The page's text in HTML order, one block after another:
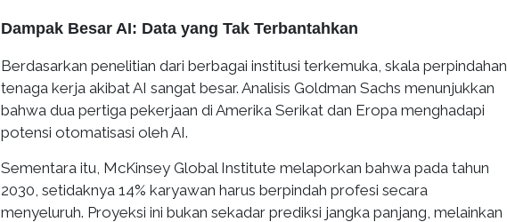
Dampak Besar AI: Data yang Tak Terbantahkan
Berdasarkan penelitian dari berbagai institusi terkemuka, skala perpindahan
tenaga kerja akibat AI sangat besar. Analisis Goldman Sachs menunjukkan
bahwa dua pertiga pekerjaan di Amerika Serikat dan Eropa menghadapi
potensi otomatisasi oleh AI.
Sementara itu, McKinsey Global Institute melaporkan bahwa pada tahun
2030, setidaknya 14% karyawan harus berpindah profesi secara
menyeluruh. Proyeksi ini bukan sekadar prediksi jangka panjang, melainkan